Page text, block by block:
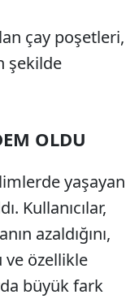
çay poşetleri,
şekilde
OLDU
yaşayan
Kullanıcılar,
azaldığını,
ve özellikle
büyük fark